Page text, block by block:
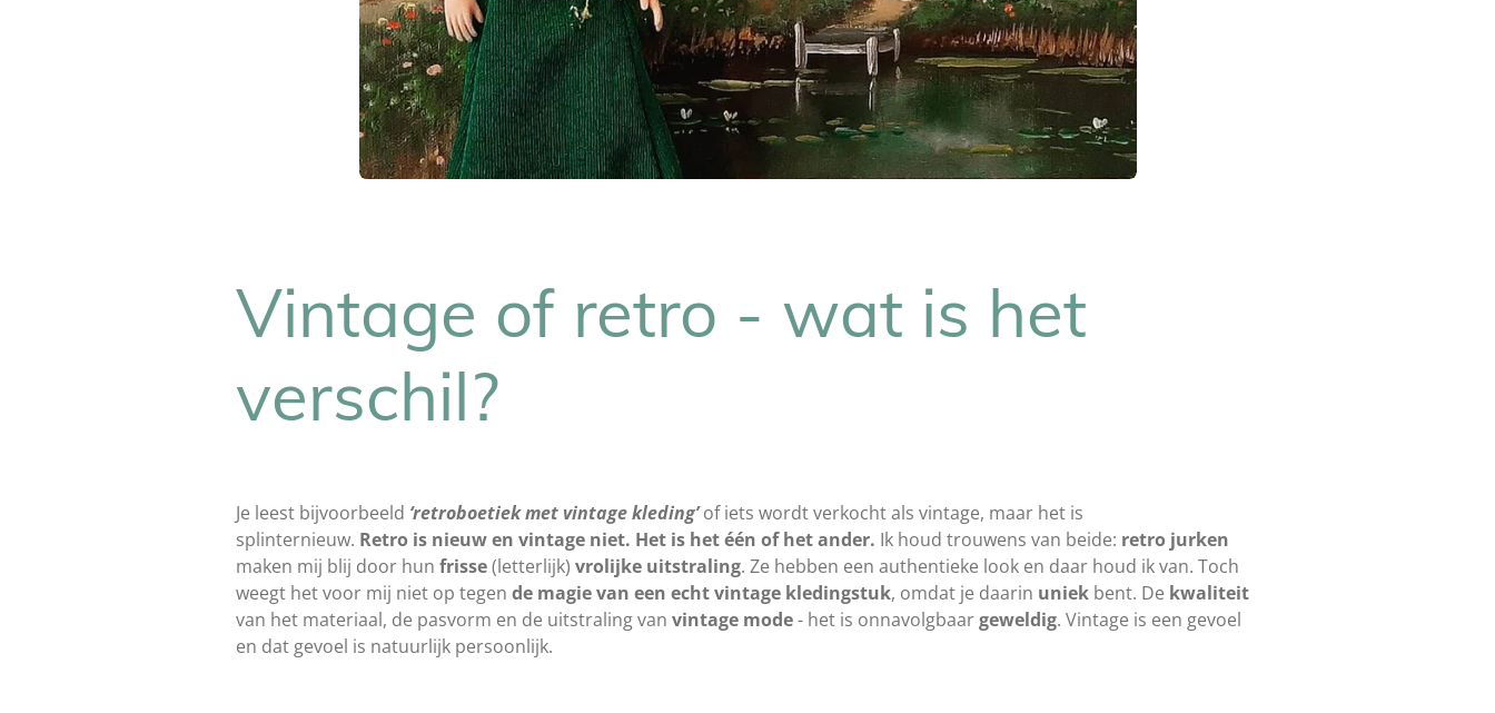
Vintage of retro - wat is het
verschil?
Je leest bijvoorbeeld ‘retroboetiek met vintage kleding’of iets wordt verkocht als vintage, maar het is
splinternieuw. Retro is nieuw en vintage niet. Het is het één of het ander. Ik houd trouwens van beide: retro jurken
maken mij blij door hun frisse(letterlijk) vrolijke uitstraling. Ze hebben een authentieke look en daar houd ik van. Toch
weegt het voor mij niet op tegen de magie van een echt vintage kledingstuk, omdat je daarin uniek bent. De kwaliteit
van het materiaal, de pasvorm en de uitstraling van vintage mode- het is onnavolgbaargeweldig. Vintage is een gevoel
en dat gevoel is natuurlijk persoonlijk.